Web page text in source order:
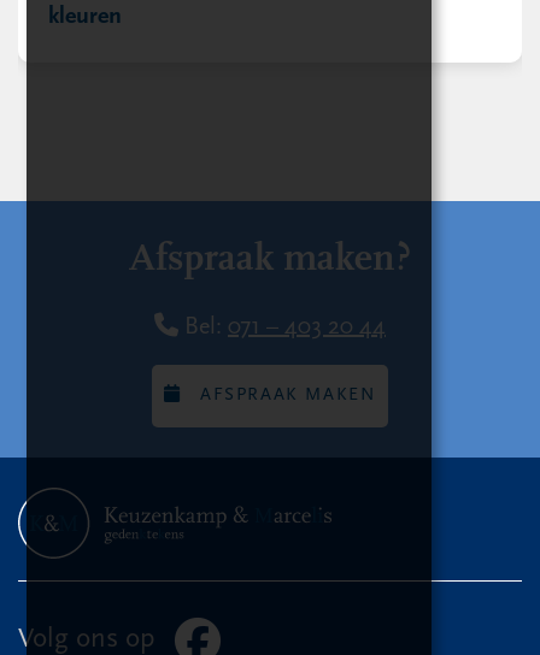
kleuren
Afspraak maken?
Bel: 071 – 403 20 44
AFSPRAAK MAKEN
Volg ons op